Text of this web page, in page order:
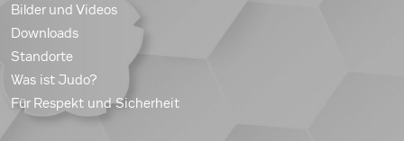
Bilder und Videos
Downloads
Standorte
Was ist Judo?
Für Respekt und Sicherheit